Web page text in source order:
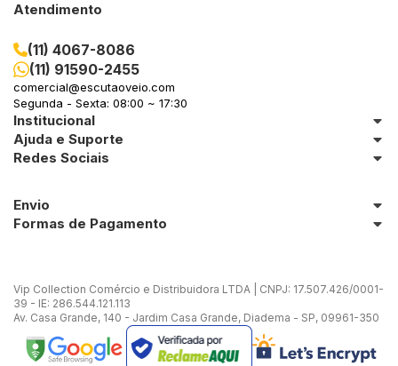
Atendimento
(11) 4067-8086
(11) 91590-2455
comercial@escutaoveio.com
Segunda - Sexta: 08:00 ~ 17:30
Institucional
Ajuda e Suporte
Redes Sociais
Envio
Formas de Pagamento
Vip Collection Comércio e Distribuidora LTDA | CNPJ: 17.507.426/0001-
39 - IE: 286.544.121.113
Av. Casa Grande, 140 - Jardim Casa Grande, Diadema - SP, 09961-350